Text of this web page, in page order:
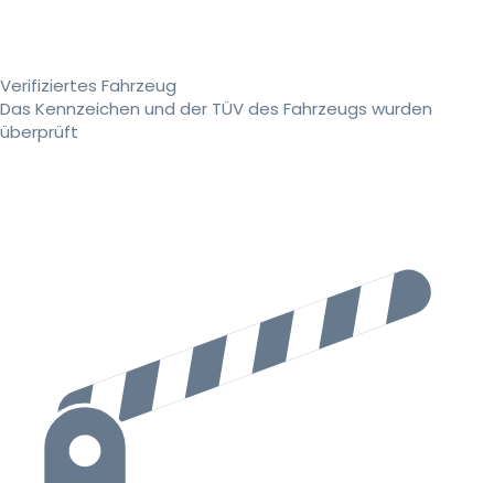
Verifiziertes Fahrzeug
Das Kennzeichen und der TÜV des Fahrzeugs wurden
überprüft